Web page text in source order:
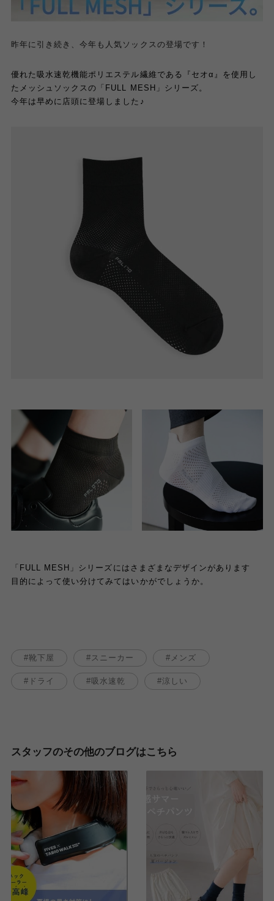
昨年に引き続き、今年も人気ソックスの登場です！
優れた吸水速乾機能ポリエステル繊維である『セオα』を使用し
たメッシュソックスの「FULL MESH」シリーズ。
今年は早めに店頭に登場しました♪
「FULL MESH」シリーズにはさまざまなデザインがあります
目的によって使い分けてみてはいかがでしょうか。
靴下屋 スニーカー メンズ
ドライ 吸水速乾 涼しい
スタッフのその他のブログはこちら